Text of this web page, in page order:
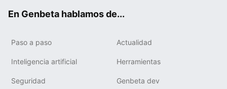
En Genbeta hablamos de...
Paso a paso Actualidad
Inteligencia artificial Herramientas
Seguridad Genbeta dev